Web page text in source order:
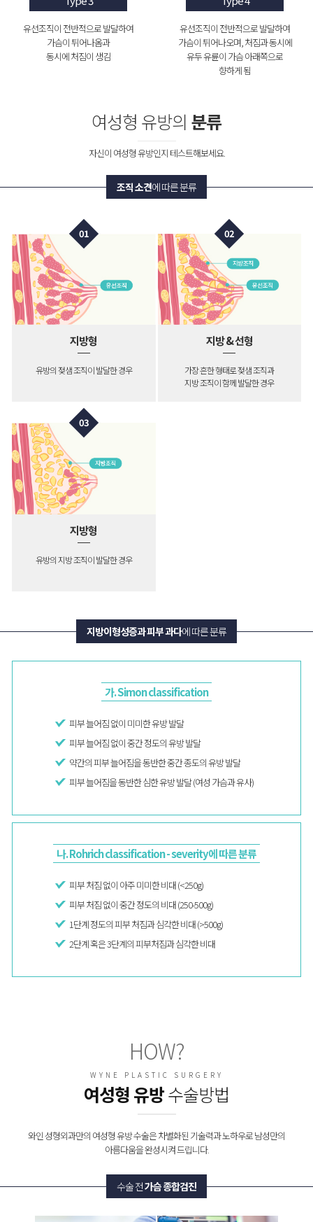
유선조직이 전반적으로 발달하여
가슴이 튀어나옴과
동시에 처짐이 생김
유선조직이 전반적으로 발달하여
가슴이 튀어나오며, 처짐과 동시에
유두 유륜이 가슴 아래쪽으로
향하게 됨
여성형 유방의 분류
자신이 여성형 유방인지 테스트해보세요.
조직 소견에 따른 분류
01
지방형
유방의 젖샘 조직이 발달한 경우
02
지방 & 선형
가장 흔한 형태로 젖샘 조직과
지방 조직이 함께 발달한 경우
03
지방형
유방의 지방 조직이 발달한 경우
지방이형성증과 피부 과다에 따른 분류
가. Simon classification
피부 늘어짐 없이 미미한 유방 발달
피부 늘어짐 없이 중간 정도의 유방 발달
약간의 피부 늘어짐을 동반한 중간 종도의 유방 발달
피부 늘어짐을 동반한 심한 유방 발달 (여성 가슴과 유사)
나. Rohrich classification - severity에 따른 분류
피부 처짐 없이 아주 미미한 비대 (<250g)
피부 처짐 없이 중간 정도의 비대 (250-500g)
1단계 정도의 피부 처짐과 심각한 비대 (>500g)
2단계 혹은 3단계의 피부처짐과 심각한 비대
HOW?
WYNE PLASTIC SURGERY
여성형 유방수술방법
와인 성형외과만의 여성형 유방 수술은 차별화된 기술력과 노하우로 남성만의
아름다움을 완성시켜 드립니다.
수술 전가슴 종합검진